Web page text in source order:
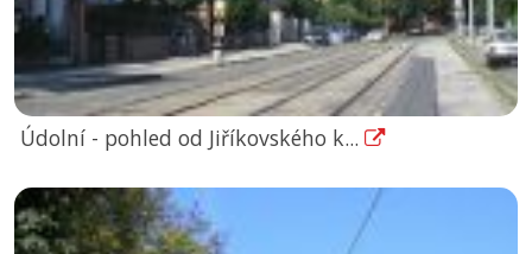
Údolní - pohled od Jiříkovského k...